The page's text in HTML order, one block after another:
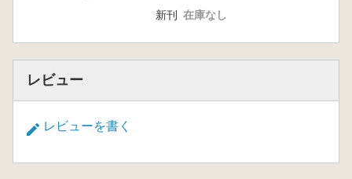
新刊 在庫なし
レビュー
レビューを書く